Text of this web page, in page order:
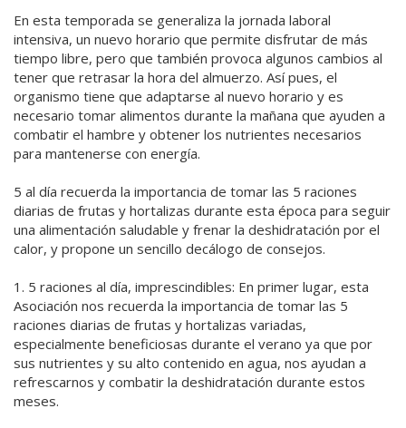
En esta temporada se generaliza la jornada laboral
intensiva, un nuevo horario que permite disfrutar de más
tiempo libre, pero que también provoca algunos cambios al
tener que retrasar la hora del almuerzo. Así pues, el
organismo tiene que adaptarse al nuevo horario y es
necesario tomar alimentos durante la mañana que ayuden a
combatir el hambre y obtener los nutrientes necesarios
para mantenerse con energía.
5 al día recuerda la importancia de tomar las 5 raciones
diarias de frutas y hortalizas durante esta época para seguir
una alimentación saludable y frenar la deshidratación por el
calor, y propone un sencillo decálogo de consejos.
1. 5 raciones al día, imprescindibles: En primer lugar, esta
Asociación nos recuerda la importancia de tomar las 5
raciones diarias de frutas y hortalizas variadas,
especialmente beneficiosas durante el verano ya que por
sus nutrientes y su alto contenido en agua, nos ayudan a
refrescarnos y combatir la deshidratación durante estos
meses.